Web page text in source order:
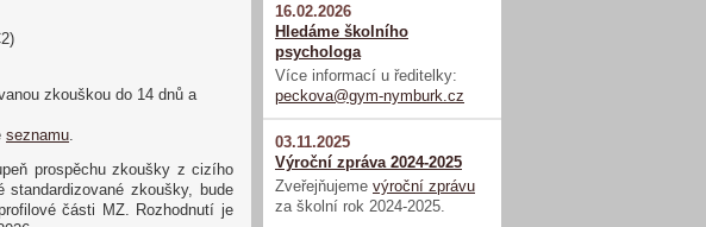
zkouškou do 14 dnů a
seznamu
prospěchu zkoušky z cizího
zkoušky, bude
části MZ. Rozhodnutí je
16.02.2026
Hledáme školního
psychologa
Více informací u ředitelky:
peckova@gym-nymburk.cz
03.11.2025
Výroční zpráva 2024-2025
Zveřejňujeme výroční zprávu
za školní rok 2024-2025.